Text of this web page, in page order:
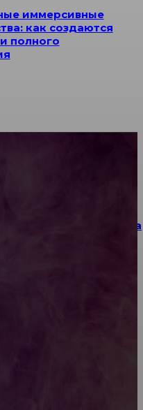
иммерсивные
как создаются
полного
корпоратива